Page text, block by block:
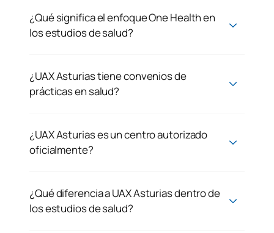
¿Qué significa el enfoque One Health en
los estudios de salud?
¿UAX Asturias tiene convenios de
prácticas en salud?
¿UAX Asturias es un centro autorizado
oficialmente?
¿Qué diferencia a UAX Asturias dentro de
los estudios de salud?